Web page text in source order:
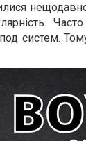
систем.